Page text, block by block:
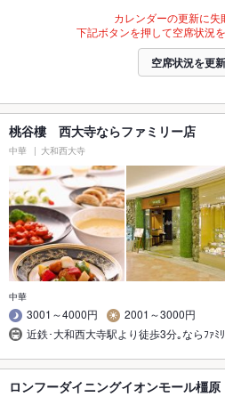
カレンダーの更新に失
下記ボタンを押して空席状況
空席状況を更
桃谷樓 西大寺ならファミリー店
中華 大和西大寺
中華
3001～4000円
2001～3000円
近鉄･大和西大寺駅より徒歩3分｡ならﾌｧﾐ
ロンフーダイニングイオンモール橿原